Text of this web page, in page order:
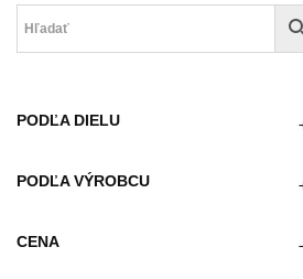
PODĽA DIELU
PODĽA VÝROBCU
CENA